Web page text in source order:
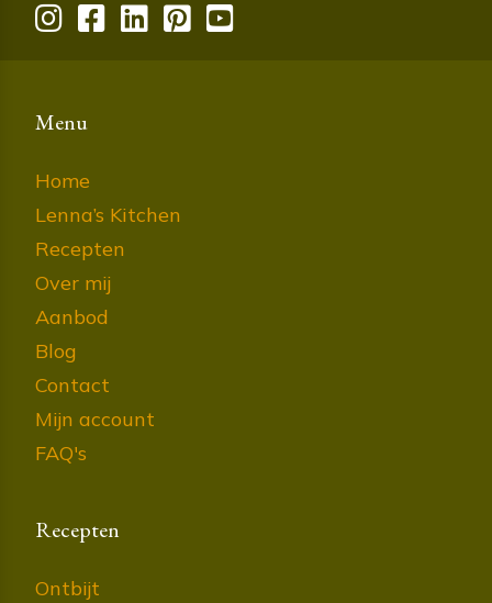
Menu
Home
Lenna’s Kitchen
Recepten
Over mij
Aanbod
Blog
Contact
Mijn account
FAQ's
Recepten
Ontbijt